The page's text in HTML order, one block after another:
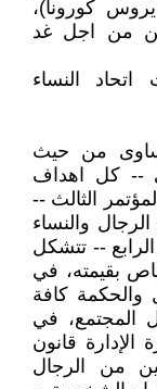
عالم كوفيد --19(؟فايروس كورونا)،
من اجل غد
النساء
من حيث
-- كل اهداف
الثالث --
والنساء
-- تتشكل
بقيمته، في
والحكمة كافة
المجتمع، في
قانون
من الرجال